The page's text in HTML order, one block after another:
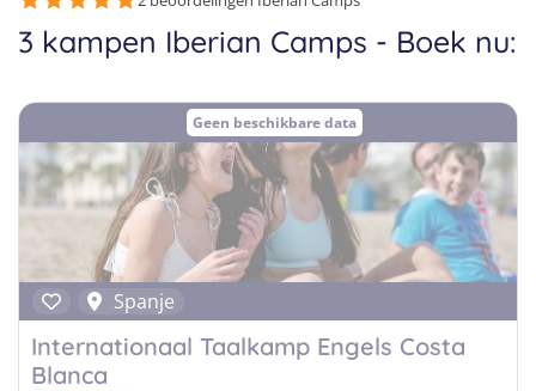
Malta
Surfkampen Buitenland
Taalvakanties Duits
3 kampen Iberian Camps - Boek nu:
Geen beschikbare data
Spanje
Internationaal Taalkamp Engels Costa
Blanca